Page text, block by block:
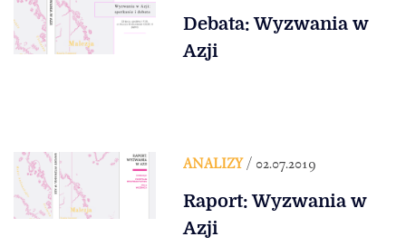
Debata: Wyzwania w
Azji
ANALIZY/ 02.07.2019
Raport: Wyzwania w
Azji